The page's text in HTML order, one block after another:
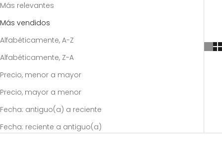
Más relevantes
Más vendidos
Alfabéticamente, A-Z
Alfabéticamente, Z-A
Precio, menor a mayor
Precio, mayor a menor
Fecha: antiguo(a) a reciente
Fecha: reciente a antiguo(a)